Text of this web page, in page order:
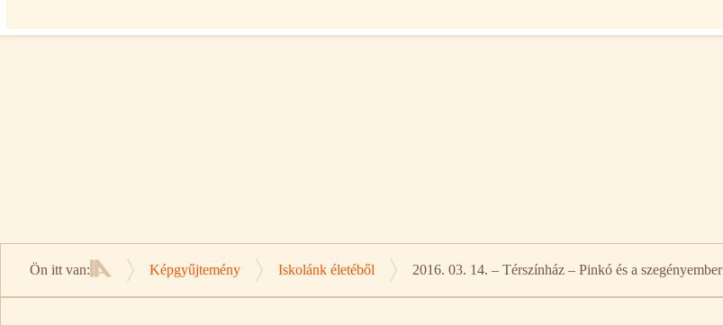
Ön itt van:
Képgyűjtemény Iskolánk életéből 2016. 03. 14. – Térszínház – Pinkó és a szegényember